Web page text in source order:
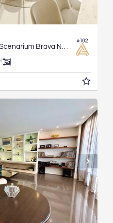
#102
Apartamento no Edifício Scenarium Brava Norte